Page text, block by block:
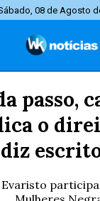
08 de Agosto
passo,
o
diz